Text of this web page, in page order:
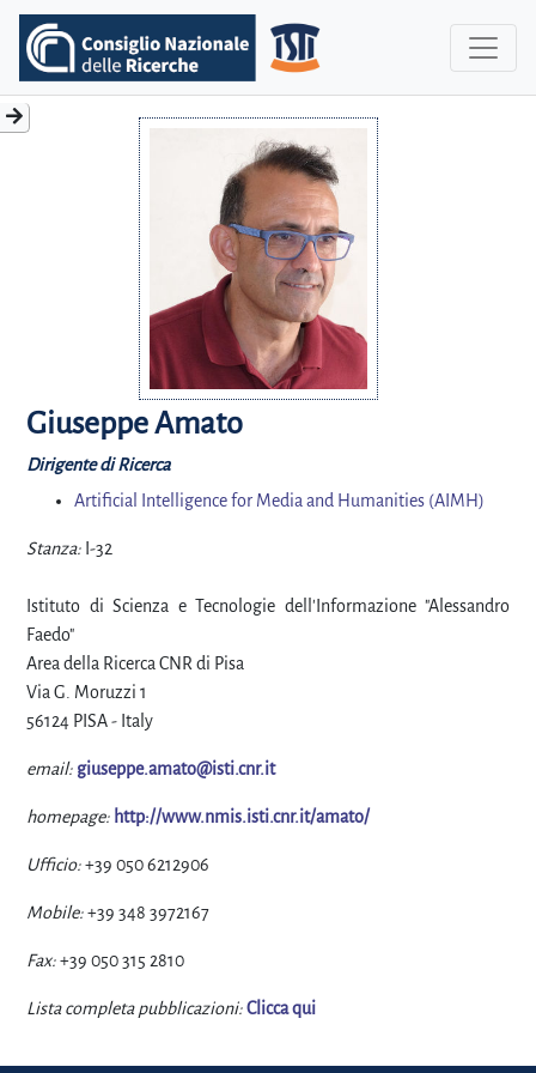
Giuseppe Amato
Dirigente di Ricerca
Artificial Intelligence for Media and Humanities (AIMH)
Stanza: I-32
Istituto di Scienza e Tecnologie dell'Informazione "Alessandro
Faedo"
Area della Ricerca CNR di Pisa
Via G. Moruzzi 1
56124 PISA - Italy
email: giuseppe.amato@isti.cnr.it
homepage: http://www.nmis.isti.cnr.it/amato/
Ufficio:+39 050 6212906
Mobile:+39 348 3972167
Fax:+39 050 315 2810
Lista completa pubblicazioni:Clicca qui